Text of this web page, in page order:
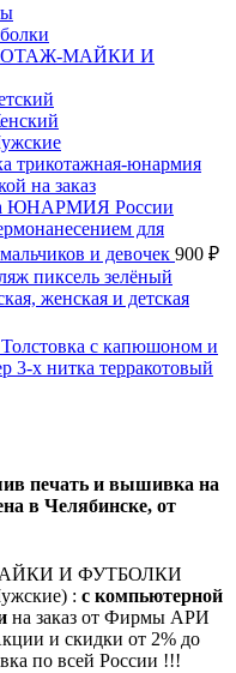
МАЙКИ И
ЮНАРМИЯ России
для
и девочек 900 ₽
пиксель зелёный
женская и детская
с капюшоном и
3-х нитка терракотовый
печать и вышивка на
в Челябинске, от
И ФУТБОЛКИ
: с компьютерной
на заказ от Фирмы АРИ
и скидки от 2% до
по всей России !!!